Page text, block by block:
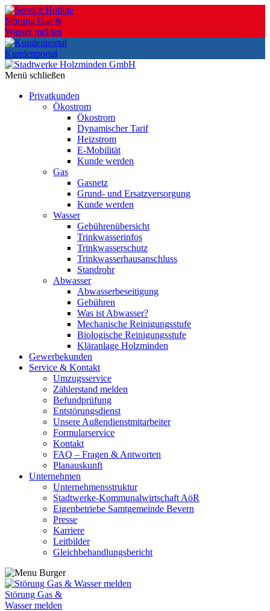
Skip
to
the
content
Störung Gas &
Wasser melden
Kundenportal
Menü schließen
Privatkunden
Ökostrom
Ökostrom
Dynamischer Tarif
Heizstrom
E-Mobilität
Kunde werden
Gas
Gasnetz
Grund- und Ersatzversorgung
Kunde werden
Wasser
Gebührenübersicht
Trinkwasserinfos
Trinkwasserschutz
Trinkwasserhausanschluss
Standrohr
Abwasser
Abwasserbeseitigung
Gebühren
Was ist Abwasser?
Mechanische Reinigungsstufe
Biologische Reinigungsstufe
Kläranlage Holzminden
Gewerbekunden
Service & Kontakt
Umzugsservice
Zählerstand melden
Befundprüfung
Entstörungsdienst
Unsere Außendienstmitarbeiter
Formularservice
Kontakt
FAQ – Fragen & Antworten
Planauskunft
Unternehmen
Unternehmensstruktur
Stadtwerke-Kommunalwirtschaft AöR
Eigenbetriebe Samtgemeinde Bevern
Presse
Karriere
Leitbilder
Gleichbehandlungsbericht
Störung Gas &
Wasser melden